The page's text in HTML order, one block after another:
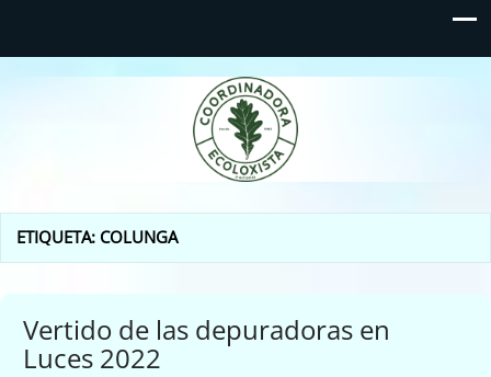
Coordinadora Ecoloxista
d'Asturies
ETIQUETA: COLUNGA
Vertido de las depuradoras en
Luces 2022